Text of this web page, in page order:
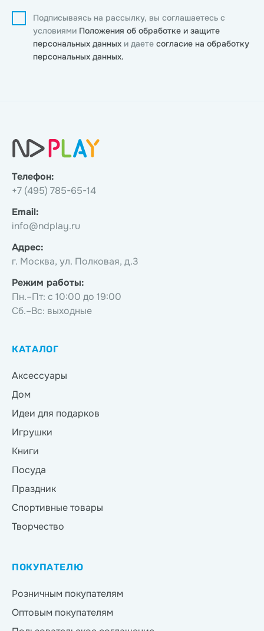
Подписываясь на рассылку, вы соглашаетесь с
условиями Положения об обработке и защите
персональных данных и даете согласие на обработку
персональных данных.
Телефон:
+7 (495) 785-65-14
Email:
info@ndplay.ru
Адрес:
г. Москва, ул. Полковая, д.3
Режим работы:
Пн.–Пт: с 10:00 до 19:00
Сб.–Вс: выходные
КАТАЛОГ
Аксессуары
Дом
Идеи для подарков
Игрушки
Книги
Посуда
Праздник
Спортивные товары
Творчество
ПОКУПАТЕЛЮ
Розничным покупателям
Оптовым покупателям